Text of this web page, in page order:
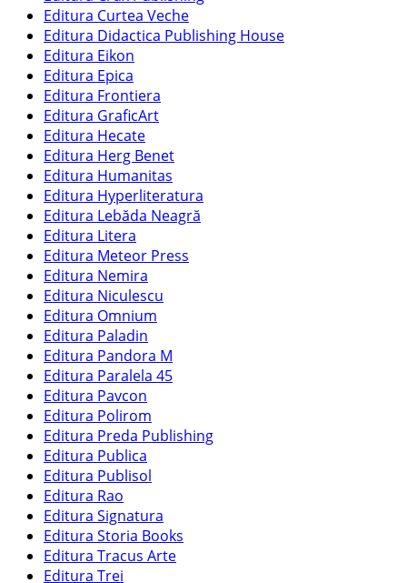
Editura Curtea Veche
Editura Didactica Publishing House
Editura Eikon
Editura Epica
Editura Frontiera
Editura GraficArt
Editura Hecate
Editura Herg Benet
Editura Humanitas
Editura Hyperliteratura
Editura Lebăda Neagră
Editura Litera
Editura Meteor Press
Editura Nemira
Editura Niculescu
Editura Omnium
Editura Paladin
Editura Pandora M
Editura Paralela 45
Editura Pavcon
Editura Polirom
Editura Preda Publishing
Editura Publica
Editura Publisol
Editura Rao
Editura Signatura
Editura Storia Books
Editura Tracus Arte
Editura Trei